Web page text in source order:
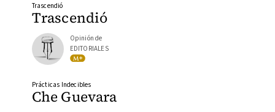
Trascendió
Trascendió
Opinión de
EDITORIALES
Che Guevara
Prácticas Indecibles